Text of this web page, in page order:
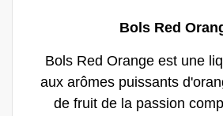
Bols Red
Bols Red Orange est une
aux arômes puissants
de fruit de la passion